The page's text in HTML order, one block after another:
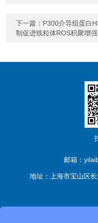
下一篇： P300介导组蛋白
制促进线粒体ROS积聚增
邮箱：
地址：上海市宝山区